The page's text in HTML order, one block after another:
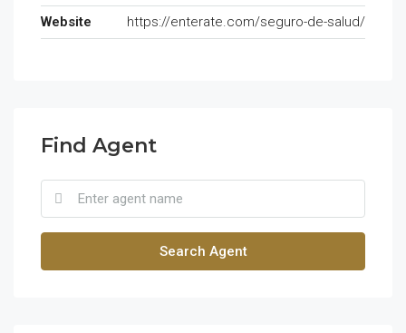
Website
https://enterate.com/seguro-de-salud/
Find Agent
Search Agent